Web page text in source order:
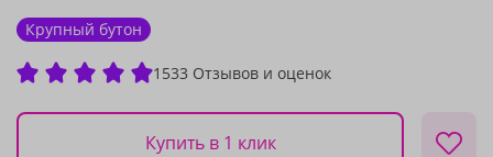
Крупный бутон
1533 Отзывов и оценок
Купить в 1 клик